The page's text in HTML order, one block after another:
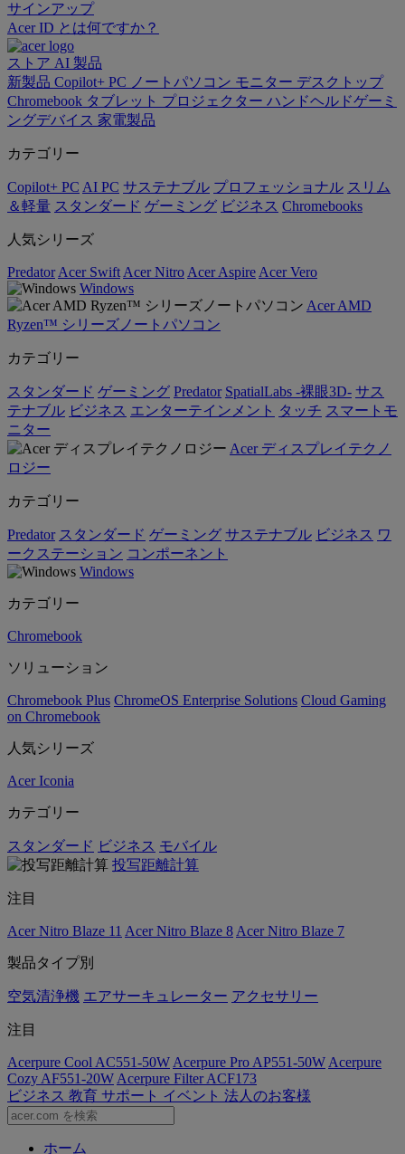
サインアップ
Acer ID とは何ですか？
ストア AI 製品
新製品 Copilot+ PC ノートパソコン モニター デスクトップ
Chromebook タブレット プロジェクター ハンドヘルドゲーミ
ングデバイス 家電製品
カテゴリー
Copilot+ PC AI PC サステナブル プロフェッショナル スリム
＆軽量 スタンダード ゲーミング ビジネス Chromebooks
人気シリーズ
Predator Acer Swift Acer Nitro Acer Aspire Acer Vero
Windows
Acer AMD
Ryzen™ シリーズノートパソコン
カテゴリー
スタンダード ゲーミング Predator SpatialLabs -裸眼3D- サス
テナブル ビジネス エンターテインメント タッチ スマートモ
ニター
Acer ディスプレイテクノ
ロジー
カテゴリー
Predator スタンダード ゲーミング サステナブル ビジネス ワ
ークステーション コンポーネント
Windows
カテゴリー
Chromebook
ソリューション
Chromebook Plus ChromeOS Enterprise Solutions Cloud Gaming
on Chromebook
人気シリーズ
Acer Iconia
カテゴリー
スタンダード ビジネス モバイル
投写距離計算
注目
Acer Nitro Blaze 11 Acer Nitro Blaze 8 Acer Nitro Blaze 7
製品タイプ別
空気清浄機 エアサーキュレーター アクセサリー
注目
Acerpure Cool AC551-50W Acerpure Pro AP551-50W Acerpure
Cozy AF551-20W Acerpure Filter ACF173
ビジネス 教育 サポート イベント 法人のお客様
ホーム